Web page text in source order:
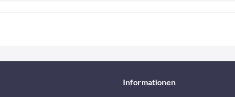
Informationen